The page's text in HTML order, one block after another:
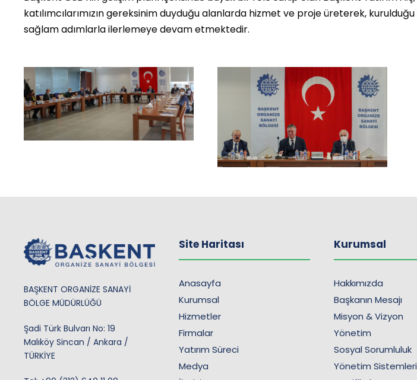
katılımcılarımızın gereksinim duyduğu alanlarda hizmet ve proje üreterek,
sağlam adımlarla ilerlemeye devam etmektedir.
BAŞKENT ORGANİZE SANAYİ
BÖLGE MÜDÜRLÜĞÜ
Şadi Türk Bulvarı No: 19
Malıköy Sincan / Ankara /
TÜRKİYE
Site Haritası
Anasayfa
Kurumsal
Hizmetler
Firmalar
Yatırım Süreci
Medya
Kurumsal
Hakkımızda
Başkanın Mesajı
Misyon & Vizyon
Yönetim
Sosyal Sorumluluk
Yönetim Sistemleri